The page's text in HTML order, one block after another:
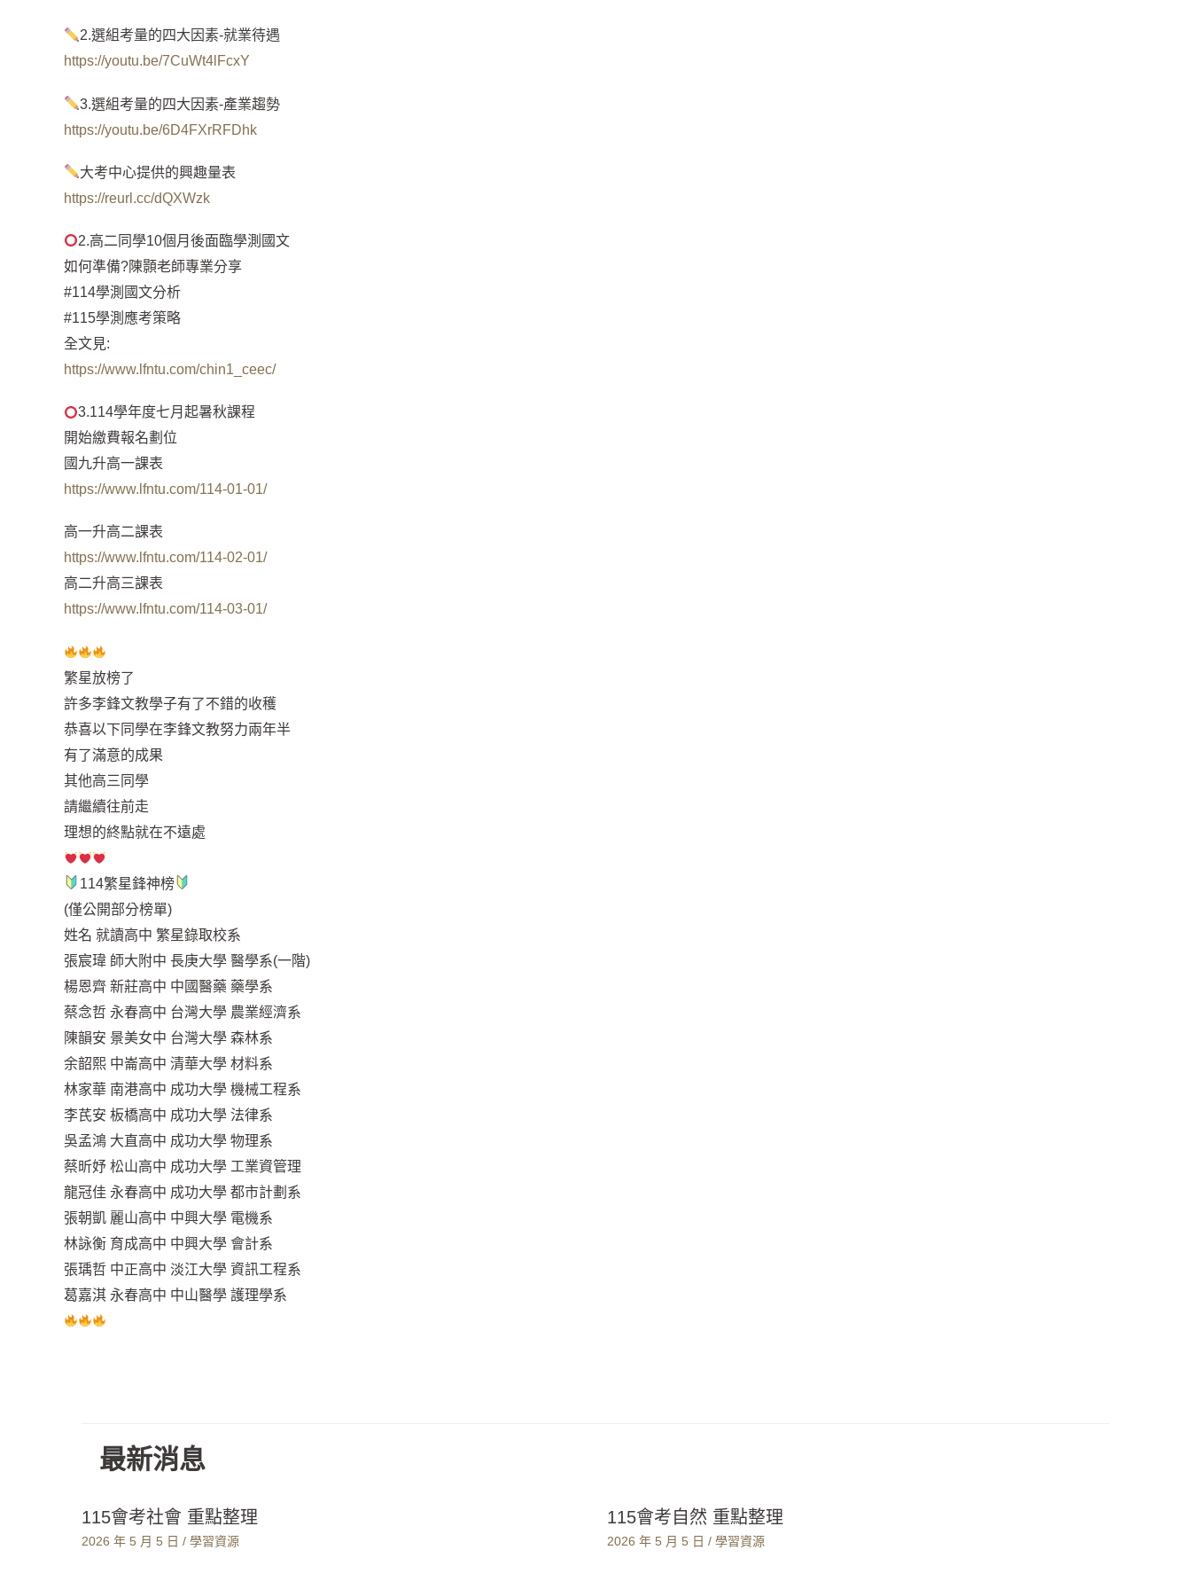
2.選組考量的四大因素-就業待遇
https://youtu.be/7CuWt4lFcxY
3.選組考量的四大因素-產業趨勢
https://youtu.be/6D4FXrRFDhk
大考中心提供的興趣量表
https://reurl.cc/dQXWzk
2.高二同學10個月後面臨學測國文
如何準備?陳顥老師專業分享
#114學測國文分析
#115學測應考策略
全文見:
https://www.lfntu.com/chin1_ceec/
3.114學年度七月起暑秋課程
開始繳費報名劃位
國九升高一課表
https://www.lfntu.com/114-01-01/
高一升高二課表
https://www.lfntu.com/114-02-01/
高二升高三課表
https://www.lfntu.com/114-03-01/
繁星放榜了
許多李鋒文教學子有了不錯的收穫
恭喜以下同學在李鋒文教努力兩年半
有了滿意的成果
其他高三同學
請繼續往前走
理想的終點就在不遠處
114繁星鋒神榜
(僅公開部分榜單)
姓名 就讀高中 繁星錄取校系
張宸瑋 師大附中 長庚大學 醫學系(一階)
楊恩齊 新莊高中 中國醫藥 藥學系
蔡念哲 永春高中 台灣大學 農業經濟系
陳韻安 景美女中 台灣大學 森林系
余韶熙 中崙高中 清華大學 材料系
林家華 南港高中 成功大學 機械工程系
李芪安 板橋高中 成功大學 法律系
吳孟鴻 大直高中 成功大學 物理系
蔡昕妤 松山高中 成功大學 工業資管理
龍冠佳 永春高中 成功大學 都市計劃系
張朝凱 麗山高中 中興大學 電機系
林詠衡 育成高中 中興大學 會計系
張瑀哲 中正高中 淡江大學 資訊工程系
葛嘉淇 永春高中 中山醫學 護理學系
最新消息
115會考社會 重點整理
2026 年 5 月 5 日 / 學習資源
115會考自然 重點整理
2026 年 5 月 5 日 / 學習資源